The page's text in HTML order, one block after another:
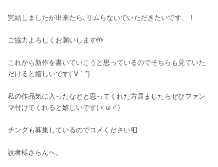
完結しましたが出来たら､リムらないでいただきたいです、！
ご協力よろしくお願いします🤲
これから新作を書いていこうと思っているのでそちらも見ていた
だけると嬉しいです(´∀｀*)
私の作品気に入ったなどと思ってくれた方居ましたらぜひファン
マ付けてくれると嬉しいです(〃ω〃)
チングも募集しているのでコメください📮
読者様さらんへ。